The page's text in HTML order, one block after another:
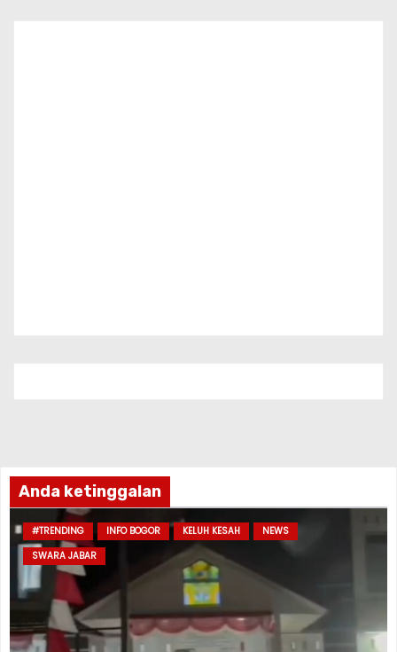
Anda ketinggalan
#TRENDING INFO BOGOR KELUH KESAH
NEWS
SWARA JABAR